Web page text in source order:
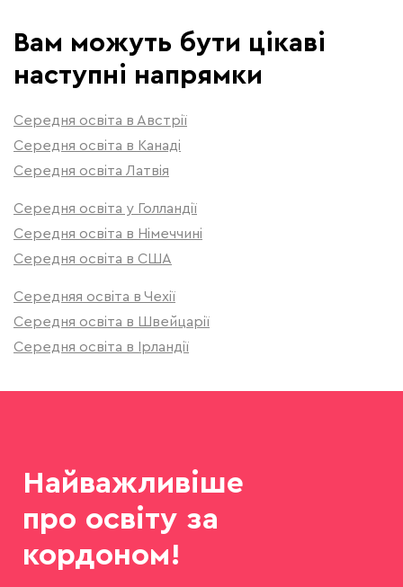
Вам можуть бути цікаві
наступні напрямки
Середня освіта в Австрії
Середня освіта в Канаді
Середня освіта Латвія
Середня освіта у Голландії
Середня освіта в Німеччині
Середня освіта в США
Середняя освіта в Чехії
Середня освіта в Швейцарії
Середня освіта в Ірландії
Найважливіше
про освіту за
кордоном!